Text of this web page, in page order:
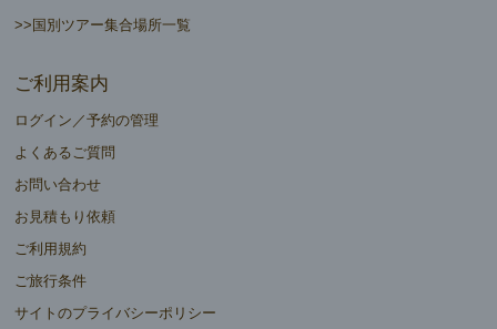
>>国別ツアー集合場所一覧
ご利用案内
ログイン／予約の管理
よくあるご質問
お問い合わせ
お見積もり依頼
ご利用規約
ご旅行条件
サイトのプライバシーポリシー